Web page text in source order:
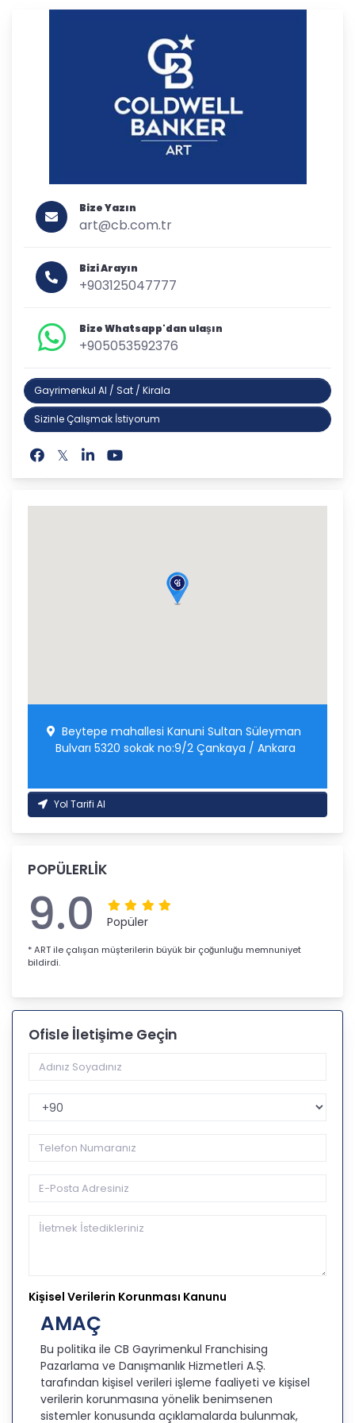
Bize Yazın
art@cb.com.tr
Bizi Arayın
+903125047777
Bize Whatsapp'dan ulaşın
+905053592376
Gayrimenkul Al / Sat / Kirala
Sizinle Çalışmak İstiyorum
Beytepe mahallesi Kanuni Sultan Süleyman
Bulvarı 5320 sokak no:9/2 Çankaya / Ankara
Yol Tarifi Al
POPÜLERLİK
9.0 Popüler
* ART ile çalışan müşterilerin büyük bir çoğunluğu memnuniyet
bildirdi.
Ofisle İletişime Geçin
Telefon Kodu
Kişisel Verilerin Korunması Kanunu
AMAÇ
Bu politika ile CB Gayrimenkul Franchising
Pazarlama ve Danışmanlık Hizmetleri A.Ş.
tarafından kişisel verileri işleme faaliyeti ve kişisel
verilerin korunmasına yönelik benimsenen
sistemler konusunda açıklamalarda bulunmak,